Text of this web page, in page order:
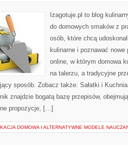
Izagotuje.pl to blog
do domowych smaków z
osób, które chcą
kulinarne i poznawać
online, w którym domowa
na talerzu, a tradycyjne
sposób. Zobacz także: Sałatki i
znajdzie bogatą bazę przepisów,
propozycje, […]
DOMOWA I ALTERNATYWNE MODELE